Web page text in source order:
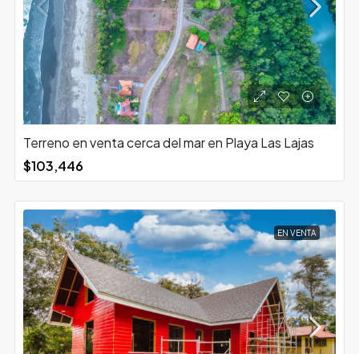
Terreno en venta cerca del mar en Playa Las Lajas
$103,446
EN VENTA